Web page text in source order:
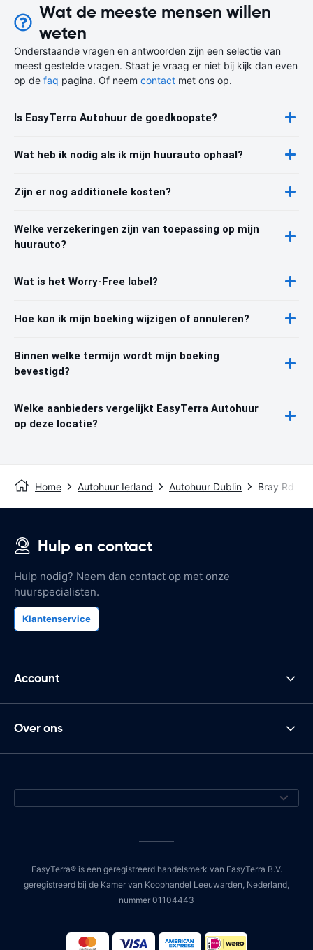
Wat de meeste mensen willen
weten
Onderstaande vragen en antwoorden zijn een selectie van
meest gestelde vragen. Staat je vraag er niet bij kijk dan even
op de faq pagina. Of neem contact met ons op.
Is EasyTerra Autohuur de goedkoopste?
Wat heb ik nodig als ik mijn huurauto ophaal?
Zijn er nog additionele kosten?
Welke verzekeringen zijn van toepassing op mijn
huurauto?
Wat is het Worry-Free label?
Hoe kan ik mijn boeking wijzigen of annuleren?
Binnen welke termijn wordt mijn boeking
bevestigd?
Welke aanbieders vergelijkt EasyTerra Autohuur
op deze locatie?
Home Autohuur Ierland Autohuur Dublin Bray Rd
Hulp en contact
Hulp nodig? Neem dan contact op met onze
huurspecialisten.
Klantenservice
Account
Over ons
EasyTerra® is een geregistreerd handelsmerk van EasyTerra B.V.
geregistreerd bij de Kamer van Koophandel Leeuwarden, Nederland,
nummer 01104443